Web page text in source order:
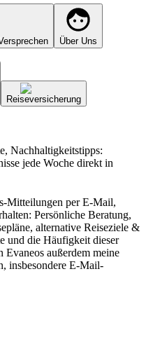
Über Uns
Reiseversicherung
Nachhaltigkeitstipps:
jede Woche direkt in
Mitteilungen per E-Mail,
Persönliche Beratung,
alternative Reiseziele &
und die Häufigkeit dieser
außerdem meine
insbesondere E-Mail-